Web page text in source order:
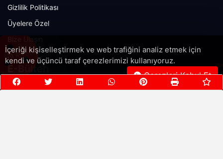
Gizlilik Politikası
Üyelere Özel
Bize Ulaşın
RSS
E-Bülten
İçeriği kişiselleştirmek ve web trafiğini analiz etmek için
kendi ve üçüncü taraf çerezlerimizi kullanıyoruz.
Çerezleri Kabul Et